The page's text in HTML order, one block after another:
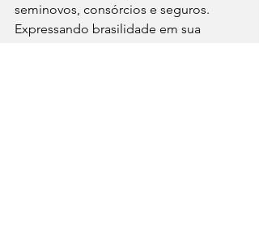
seminovos, consórcios e seguros.
Expressando brasilidade em sua